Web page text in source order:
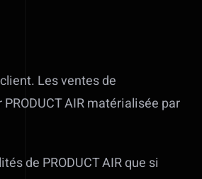
Les ventes de
AIR matérialisée par
de PRODUCT AIR que si